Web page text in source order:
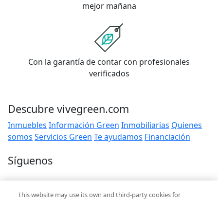
mejor mañana
Con la garantía de contar con profesionales
verificados
Descubre vivegreen.com
Inmuebles Información Green Inmobiliarias Quienes
somos Servicios Green Te ayudamos Financiación
Síguenos
Contacto
This website may use its own and third-party cookies for